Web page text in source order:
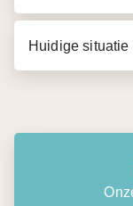
Huidige situatie